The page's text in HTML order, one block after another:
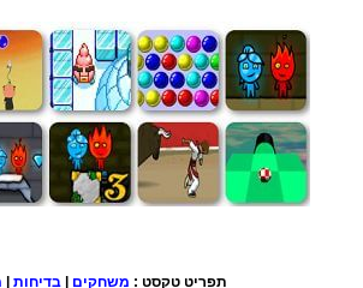
תפריט טקסט : משחקים |בדיחות |